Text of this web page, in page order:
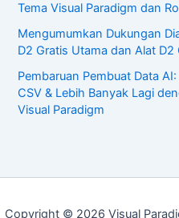
Tema Visual Paradigm dan
Mengumumkan Dukungan
D2 Gratis Utama dan Alat D2
Pembaruan Pembuat Data
CSV & Lebih Banyak Lagi
Visual Paradigm
Copyright © 2026 Visual